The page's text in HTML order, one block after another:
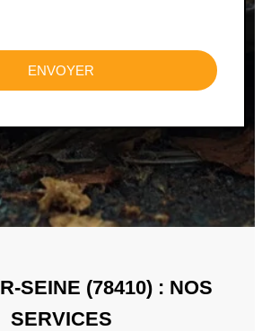
ENVOYER
SEINE (78410) : NOS
SERVICES